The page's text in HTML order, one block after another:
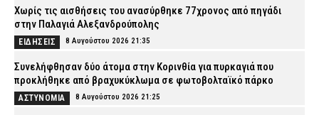
Χωρίς τις αισθήσεις του ανασύρθηκε 77χρονος από πηγάδι
στην Παλαγιά Αλεξανδρούπολης
ΕΙΔΗΣΕΙΣ 8 Αυγούστου 2026 21:35
Συνελήφθησαν δύο άτομα στην Κορινθία για πυρκαγιά που
προκλήθηκε από βραχυκύκλωμα σε φωτοβολταϊκό πάρκο
ΑΣΤΥΝΟΜΙΑ 8 Αυγούστου 2026 21:25